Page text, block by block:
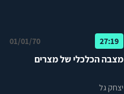
27:19
01/01/70
מצבה הכלכלי של מצרים
יצחק גל